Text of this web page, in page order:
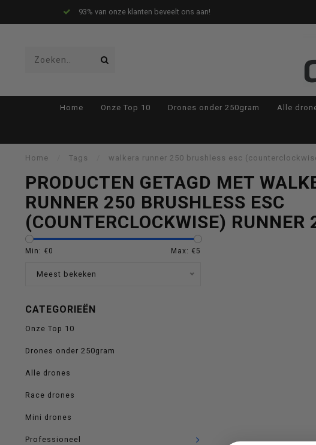
93% van onze klanten beveelt ons aan!
pijltjes
Home Onze Top 10 Drones onder 250gram Alle
Home Tags walkera runner 250 brushless esc
PRODUCTEN GETAGD MET
RUNNER 250 BRUSHLESS ESC
(COUNTERCLOCKWISE)
Min: €0 Max: €5
Meest bekeken
CATEGORIEËN
Onze Top 10
Drones onder 250gram
Alle drones
Race drones
Mini drones
Professioneel